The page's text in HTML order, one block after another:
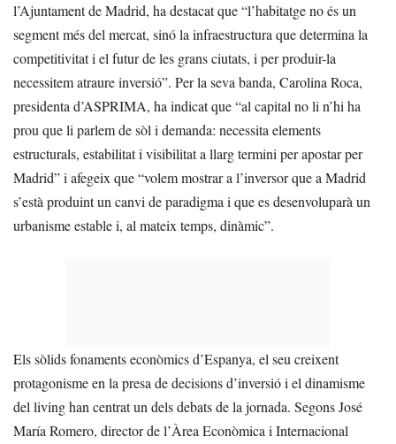
l’Ajuntament de Madrid, ha destacat que “l’habitatge no és un
segment més del mercat, sinó la infraestructura que determina la
competitivitat i el futur de les grans ciutats, i per produir-la
necessitem atraure inversió”. Per la seva banda, Carolina Roca,
presidenta d’ASPRIMA, ha indicat que “al capital no li n’hi ha
prou que li parlem de sòl i demanda: necessita elements
estructurals, estabilitat i visibilitat a llarg termini per apostar per
Madrid” i afegeix que “volem mostrar a l’inversor que a Madrid
s’està produint un canvi de paradigma i que es desenvoluparà un
urbanisme estable i, al mateix temps, dinàmic”.
Els sòlids fonaments econòmics d’Espanya, el seu creixent
protagonisme en la presa de decisions d’inversió i el dinamisme
del living han centrat un dels debats de la jornada. Segons José
María Romero, director de l’Àrea Econòmica i Internacional